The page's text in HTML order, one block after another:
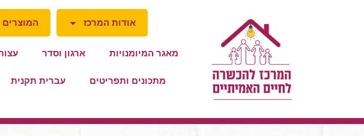
אודות המרכז המוצרים
מאגר המיומנויות ארגון וסדר
מתכונים ותפריטים עברית תקנית